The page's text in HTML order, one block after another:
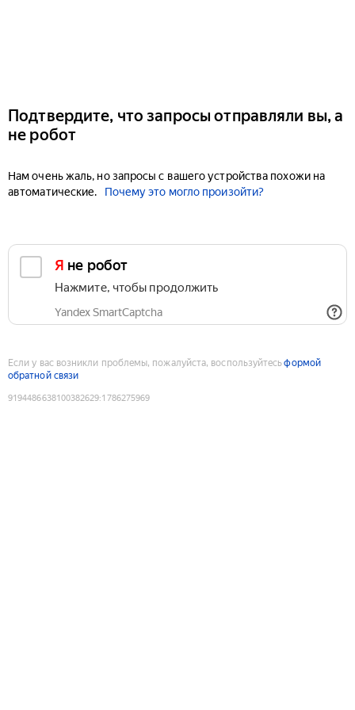
Подтвердите, что запросы отправляли вы, а
не робот
Нам очень жаль, но запросы с вашего устройства похожи на
автоматические.
Почему это могло произойти?
Я не робот
Нажмите, чтобы продолжить
Yandex SmartCaptcha
Если у вас возникли проблемы, пожалуйста, воспользуйтесьформой
обратной связи
9194486638100382629:1786275969